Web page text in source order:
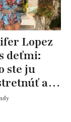
deťmi:
ste ju
aj